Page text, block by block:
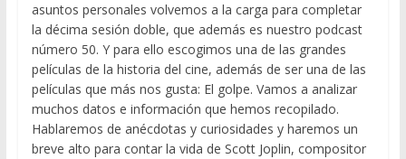
asuntos personales volvemos a la carga para completar
la décima sesión doble, que además es nuestro podcast
número 50. Y para ello escogimos una de las grandes
películas de la historia del cine, además de ser una de las
películas que más nos gusta: El golpe. Vamos a analizar
muchos datos e información que hemos recopilado.
Hablaremos de anécdotas y curiosidades y haremos un
breve alto para contar la vida de Scott Joplin, compositor